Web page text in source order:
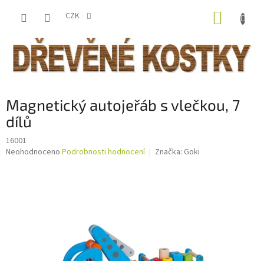
CZK
Magnetický autojeřáb s vlečkou, 7
dílů
16001
Průměrné
Neohodnoceno Podrobnosti hodnocení Značka: Goki